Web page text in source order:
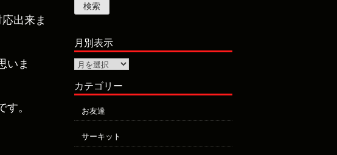
出来ま
いま
。
月別表示
月
別
示カテゴリー
お友達
サーキット